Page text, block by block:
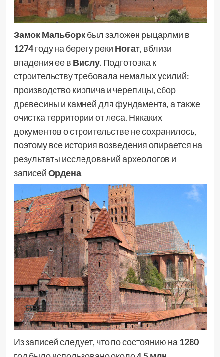
Замок Мальборкбыл заложен рыцарями в
1274году на берегу реки Ногат, вблизи
впадения ее в Вислу. Подготовка к
строительству требовала немалых усилий:
производство кирпича и черепицы, сбор
древесины и камней для фундамента, а также
очистка территории от леса. Никаких
документов о строительстве не сохранилось,
поэтому все история возведения опирается на
результаты исследований археологов и
записейОрдена.
Из записей следует, что по состоянию на 1280